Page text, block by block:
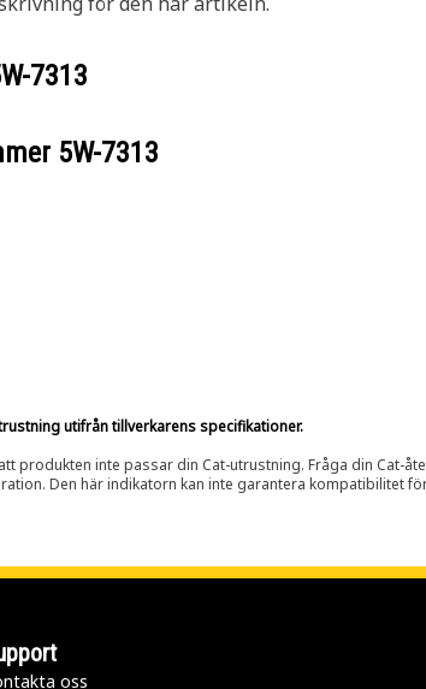
7313
5W-7313
utifrån tillverkarens specifikationer.
produkten inte passar din Cat-utrustning. Fråga din Cat-
Den här indikatorn kan inte garantera kompatibilitet
oss